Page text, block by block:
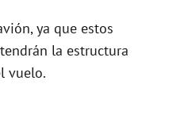
ya que estos
la estructura
vuelo.